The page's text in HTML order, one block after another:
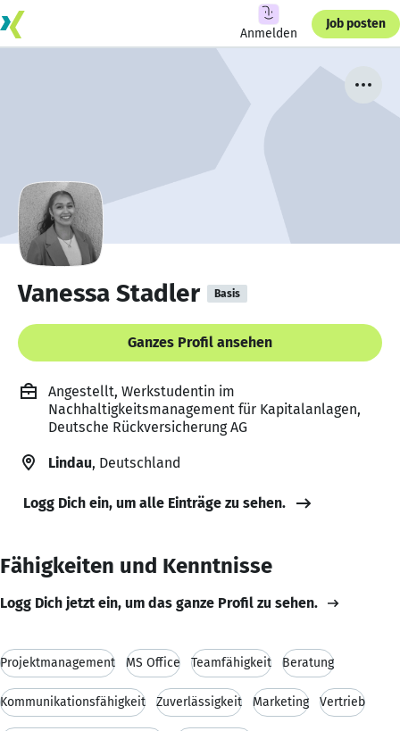
Anmelden
Job posten
Vanessa Stadler Basis
Ganzes Profil ansehen
Angestellt, Werkstudentin im
Nachhaltigkeitsmanagement für Kapitalanlagen,
Deutsche Rückversicherung AG
Lindau, Deutschland
Logg Dich ein, um alle Einträge zu sehen.
Fähigkeiten und Kenntnisse
Logg Dich jetzt ein, um das ganze Profil zu sehen.
Projektmanagement MS Office Teamfähigkeit Beratung
Kommunikationsfähigkeit Zuverlässigkeit Marketing Vertrieb